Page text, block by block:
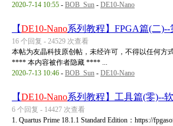
2020-7-14 10:55 - BOB_Sun - DE10-Nano
【DE10-Nano系列教程】FPGA篇(二)--
16 个回复 - 24529 次查看
本帖为友晶科技原创帖，未经许可，不得以任何方
**** 本内容被作者隐藏 **** ...
2020-7-13 10:46 - BOB_Sun - DE10-Nano
【DE10-Nano系列教程】工具篇(零)--
6 个回复 - 14427 次查看
1. Quartus Prime 18.1.1 Standard Edition：https://